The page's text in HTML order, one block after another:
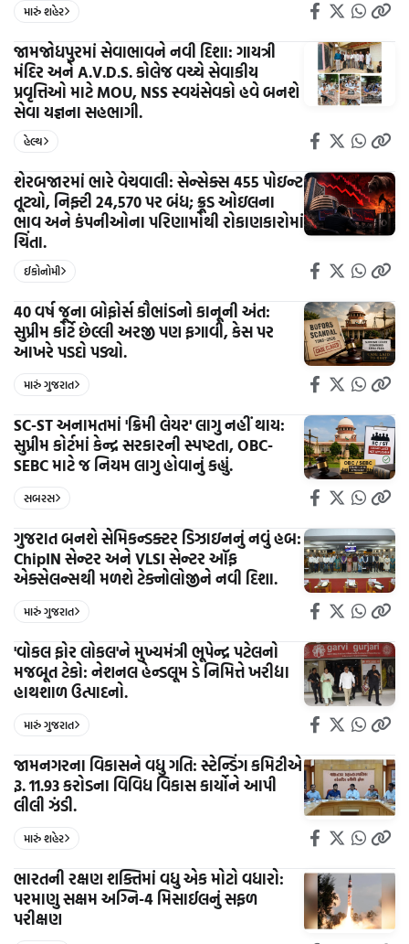
મારું શહેર
જામજોધપુરમાં સેવાભાવને નવી દિશા: ગાયત્રી
મંદિર અને A.V.D.S. કોલેજ વચ્ચે સેવાકીય
પ્રવૃત્તિઓ માટે MOU, NSS સ્વયંસેવકો હવે બનશે
સેવા યજ્ઞના સહભાગી.
હેલ્થ
શેરબજારમાં ભારે વેચવાલી: સેન્સેક્સ 455 પોઇન્ટ
તૂટ્યો, નિફ્ટી 24,570 પર બંધ; ક્રૂડ ઓઇલના
ભાવ અને કંપનીઓના પરિણામોથી રોકાણકારોમાં
ચિંતા.
ઈકોનોમી
40 વર્ષ જૂના બોફોર્સ કૌભાંડનો કાનૂની અંત:
સુપ્રીમ કોર્ટે છેલ્લી અરજી પણ ફગાવી, કેસ પર
આખરે પડદો પડ્યો.
મારું ગુજરાત
SC-ST અનામતમાં 'ક્રિમી લેયર' લાગુ નહીં થાય:
સુપ્રીમ કોર્ટમાં કેન્દ્ર સરકારની સ્પષ્ટતા, OBC-
SEBC માટે જ નિયમ લાગુ હોવાનું કહ્યું.
સબરસ
ગુજરાત બનશે સેમિકન્ડક્ટર ડિઝાઇનનું નવું હબ:
ChipIN સેન્ટર અને VLSI સેન્ટર ઑફ
એક્સેલન્સથી મળશે ટેક્નોલોજીને નવી દિશા.
મારું ગુજરાત
'વોકલ ફોર લોકલ'ને મુખ્યમંત્રી ભૂપેન્દ્ર પટેલનો
મજબૂત ટેકો: નેશનલ હેન્ડલૂમ ડે નિમિત્તે ખરીદ્યા
હાથશાળ ઉત્પાદનો.
મારું ગુજરાત
જામનગરના વિકાસને વધુ ગતિ: સ્ટેન્ડિંગ કમિટીએ
રૂ. 11.93 કરોડના વિવિધ વિકાસ કાર્યોને આપી
લીલી ઝંડી.
મારું શહેર
ભારતની રક્ષણ શક્તિમાં વધુ એક મોટો વધારો:
પરમાણુ સક્ષમ અગ્નિ-4 મિસાઈલનું સફળ
પરીક્ષણ